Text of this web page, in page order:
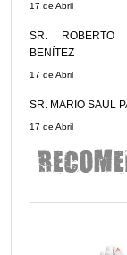
17 de Abril
SR. ROBERTO
BENÍTEZ
17 de Abril
SR. MARIO SAUL
17 de Abril